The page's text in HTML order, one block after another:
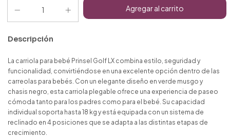
Descripción
La carriola para bebé Prinsel Golf LX combina estilo, seguridad y
funcionalidad, convirtiéndose en una excelente opción dentro de las
carreolas para bebés. Con un elegante diseño en verde musgo y
chasis negro, esta carriola plegable ofrece una experiencia de paseo
cómoda tanto para los padres como para el bebé. Su capacidad
individual soporta hasta 18 kg y está equipada con un sistema de
reclinado en 4 posiciones que se adapta a las distintas etapas de
crecimiento.